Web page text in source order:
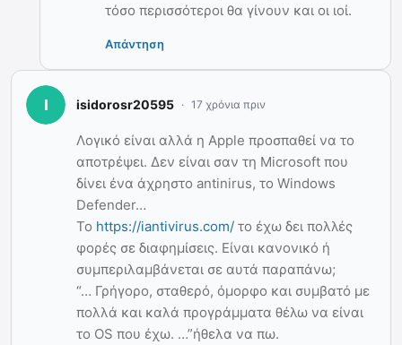
τόσο περισσότεροι θα γίνουν και οι ιοί.
Απάντηση
isidorosr20595 17 χρόνια πριν
Λογικό είναι αλλά η Apple προσπαθεί να το
αποτρέψει. Δεν είναι σαν τη Microsoft που
δίνει ένα άχρηστο antinirus, το Windows
Defender…
To https://iantivirus.com/ το έχω δει πολλές
φορές σε διαφημίσεις. Είναι κανονικό ή
συμπεριλαμβάνεται σε αυτά παραπάνω;
“… Γρήγορο, σταθερό, όμορφο και συμβατό με
πολλά και καλά προγράμματα θέλω να είναι
το OS που έχω. …”ήθελα να πω.